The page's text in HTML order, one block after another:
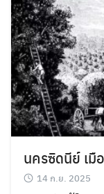
นครซิดนีย์ เมื
14 ก.ย. 2025